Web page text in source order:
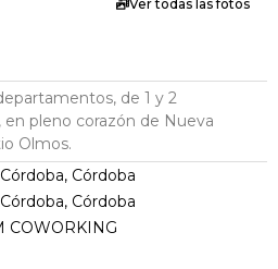
Ver todas las fotos
de 1 y 2
en pleno corazón de Nueva
Olmos.
Córdoba
Córdoba
COWORKING